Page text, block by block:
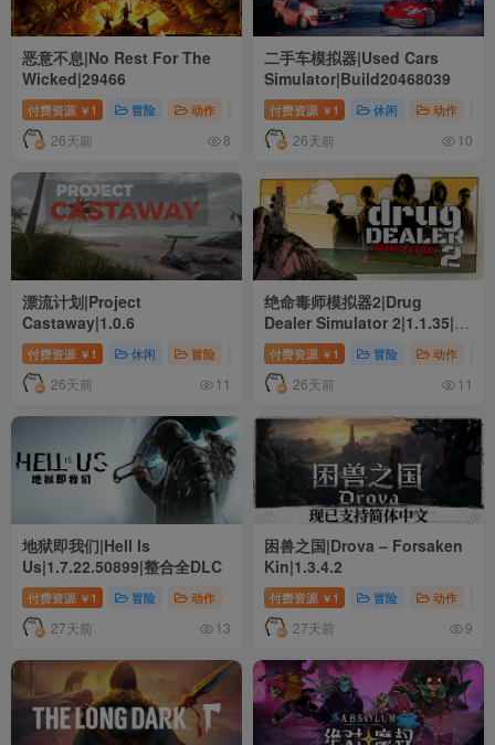
恶意不息|No Rest For The
Wicked|29466
付费资源 ￥ 1 冒险 动作 角色扮演
26天前 8
二手车模拟器|Used Cars
Simulator|Build20468039
付费资源 ￥ 1 休闲 动作
26天前 10
漂流计划|Project
Castaway|1.0.6
付费资源 ￥ 1 休闲 冒险 动作
26天前 11
绝命毒师模拟器2|Drug
Dealer Simulator 2|1.1.35|整
合全DLC
付费资源 ￥ 1 冒险 动作
26天前 11
地狱即我们|Hell Is
Us|1.7.22.50899|整合全DLC
付费资源 ￥ 1 冒险 动作
27天前 13
困兽之国|Drova – Forsaken
Kin|1.3.4.2
付费资源 ￥ 1 冒险 动作
27天前 9